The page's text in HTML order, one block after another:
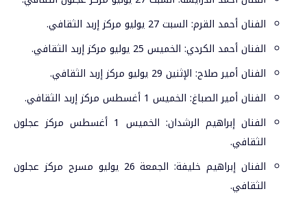
الفنان أحمد القرم: السبت 27 يوليو مركز إربد الثقافي.
الفنان أحمد الكردي: الخميس 25 يوليو مركز إربد الثقافي.
الفنان أمير صلاح: الإثنين 29 يوليو مركز إربد الثقافي.
الفنان أمير الصباغ: الخميس 1 أغسطس مركز إربد الثقافي.
الفنان إبراهيم الرشدان: الخميس 1 أغسطس مركز عجلون
الثقافي.
الفنان إبراهيم خليفة: الجمعة 26 يوليو مسرح مركز عجلون
الثقافي.